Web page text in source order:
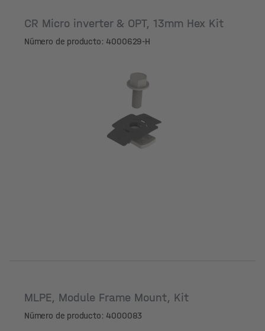
CR Micro inverter & OPT, 13mm Hex Kit
Número de producto: 4000629-H
MLPE, Module Frame Mount, Kit
Número de producto: 4000083